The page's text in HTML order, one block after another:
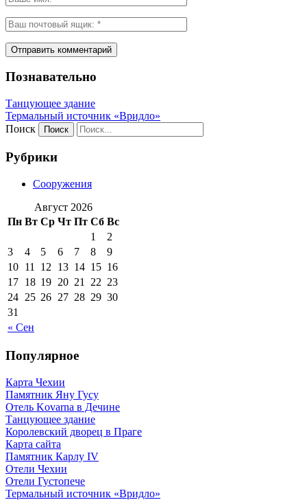
Познавательно
Танцующее здание
Термальный источник «Вридло»
Поиск
Рубрики
Сооружения
Август 2026
Пн Вт Ср Чт Пт Сб Вс
« Сен
1
2
3
4 5 6 7 8
9
10 11 12 13 14 15 16
17 18 19 20 21 22 23
24 25 26 27 28 29 30
31
Популярное
Карта Чехии
Памятник Яну Гусу
Отель Kovarna в Дечине
Танцующее здание
Королевский дворец в Праге
Карта сайта
Памятник Карлу IV
Отели Чехии
Отели Густопече
Термальный источник «Вридло»